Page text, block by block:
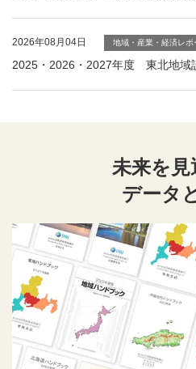
2026年08月04日 地域・産業・経済レポ
2025・2026・2027年度 東北地域
未来を見
データ